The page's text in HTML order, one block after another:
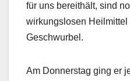
für uns bereithält, sind
wirkungslosen Heilmittel
Geschwurbel.
Am Donnerstag ging er